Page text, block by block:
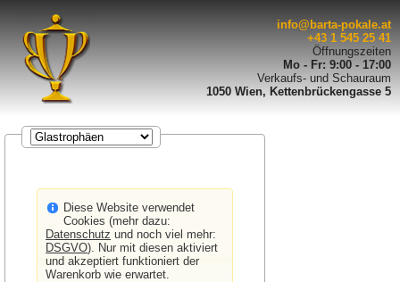
info@barta-pokale.at
+43 1 545 25 41
Öffnungszeiten
Mo - Fr: 9:00 - 17:00
Verkaufs- und Schauraum
1050 Wien, Kettenbrückengasse 5
Diese Website verwendet
Cookies (mehr dazu:
Datenschutz und noch viel mehr:
DSGVO). Nur mit diesen aktiviert
und akzeptiert funktioniert der
Warenkorb wie erwartet.